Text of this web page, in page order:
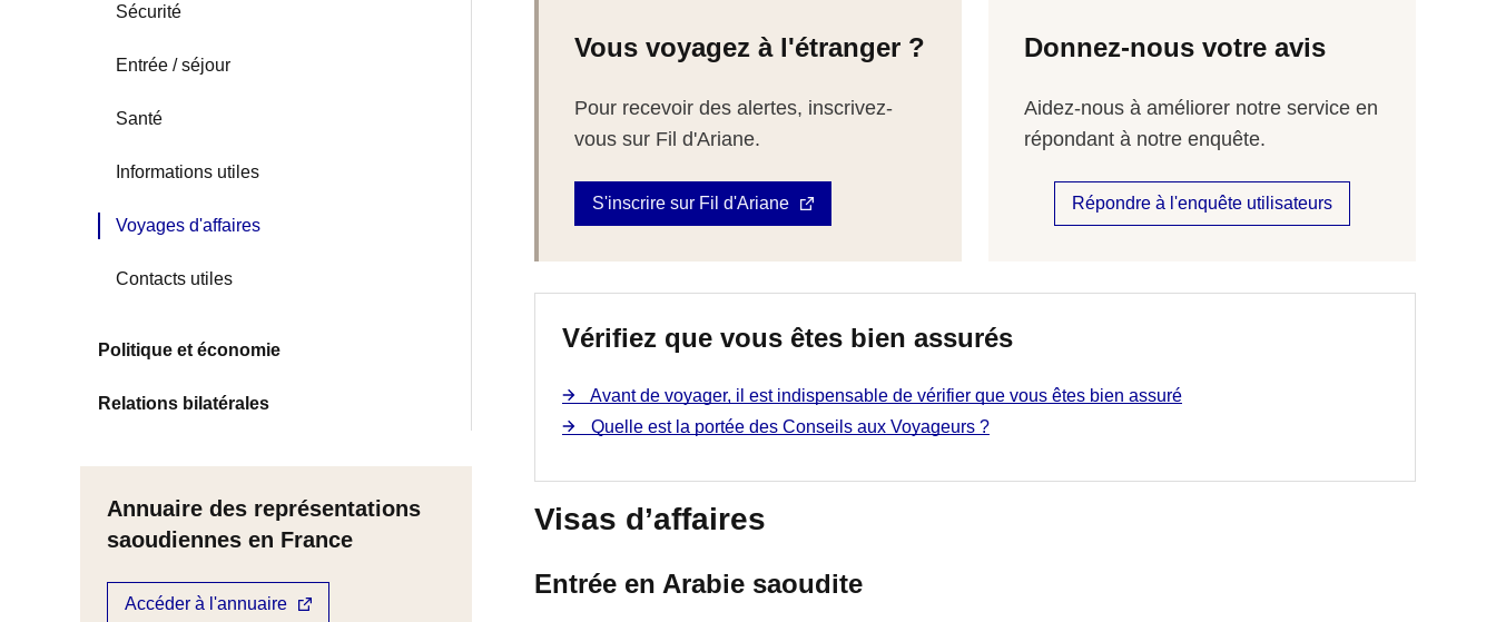
Sécurité
Entrée / séjour
Santé
Informations utiles
Voyages d'affaires
Contacts utiles
Politique et économie
Relations bilatérales
Annuaire des représentations
saoudiennes en France
Accéder à l'annuaire
Vous voyagez à l'étranger ?
Pour recevoir des alertes, inscrivez-
vous sur Fil d'Ariane.
S'inscrire sur Fil d'Ariane
Donnez-nous votre avis
Aidez-nous à améliorer notre service en
répondant à notre enquête.
Répondre à l'enquête utilisateurs
Vérifiez que vous êtes bien assurés
Avant de voyager, il est indispensable de vérifier que vous êtes bien assuré
Quelle est la portée des Conseils aux Voyageurs ?
Visas d’affaires
Entrée en Arabie saoudite